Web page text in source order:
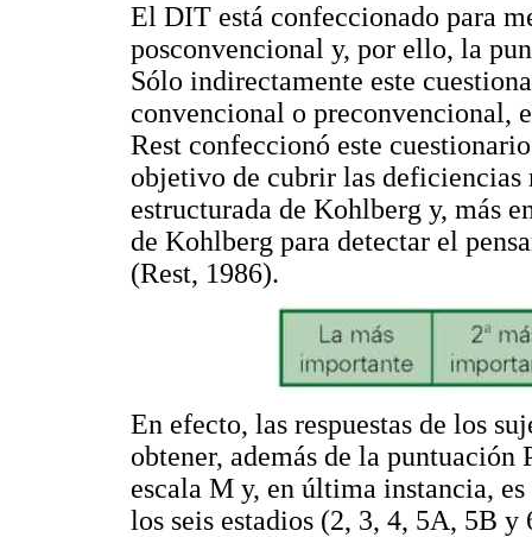
El DIT está confeccionado para
posconvencional y, por ello, la
Sólo indirectamente este
convencional o preconvencional,
Rest confeccionó este
objetivo de cubrir las deficiencias
estructurada de Kohlberg y, más
de Kohlberg para detectar el
(Rest, 1986).
En efecto, las respuestas de los
obtener, además de la
escala M y, en última instancia,
los seis estadios (2, 3, 4, 5A, 5B y